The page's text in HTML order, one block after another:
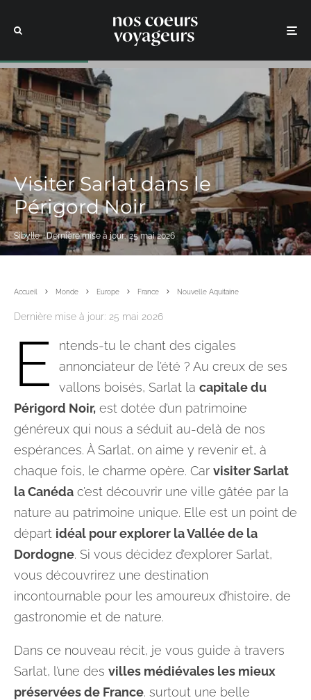
Visiter Sarlat dans le
Périgord Noir
Sibylle Dernière mise à jour: 25 mai 2026
Accueil Monde Europe France Nouvelle Aquitaine
Dernière mise à jour: 25 mai 2026
E
ntends-tu le chant des cigales
annonciateur de l’été ? Au creux de ses
vallons boisés, Sarlat la capitale du
Périgord Noir, est dotée d’un patrimoine
généreux qui nous a séduit au-delà de nos
espérances. À Sarlat, on aime y revenir et, à
chaque fois, le charme opère. Car visiter Sarlat
la Canéda c’est découvrir une ville gâtée par la
nature au patrimoine unique. Elle est un point de
départ idéal pour explorer la Vallée de la
Dordogne. Si vous décidez d’explorer Sarlat,
vous découvrirez une destination
incontournable pour les amoureux d’histoire, de
gastronomie et de nature.
Dans ce nouveau récit, je vous guide à travers
Sarlat, l’une des villes médiévales les mieux
préservées de France. surtout une belle